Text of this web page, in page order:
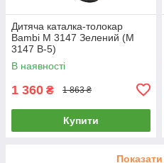
Дитяча каталка-толокар
Bambi M 3147 Зелений (M
3147 B-5)
В наявності
1 360 ₴ 1 863 ₴
Купити